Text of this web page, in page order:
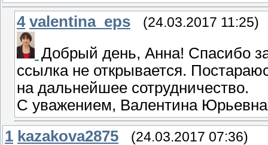
4 valentina_eps (24.03.2017 11:25)
Добрый день, Анна! Спасибо
ссылка не открывается.
на дальнейшее сотрудничество.
С уважением, Валентина
1 kazakova2875 (24.03.2017 07:36)